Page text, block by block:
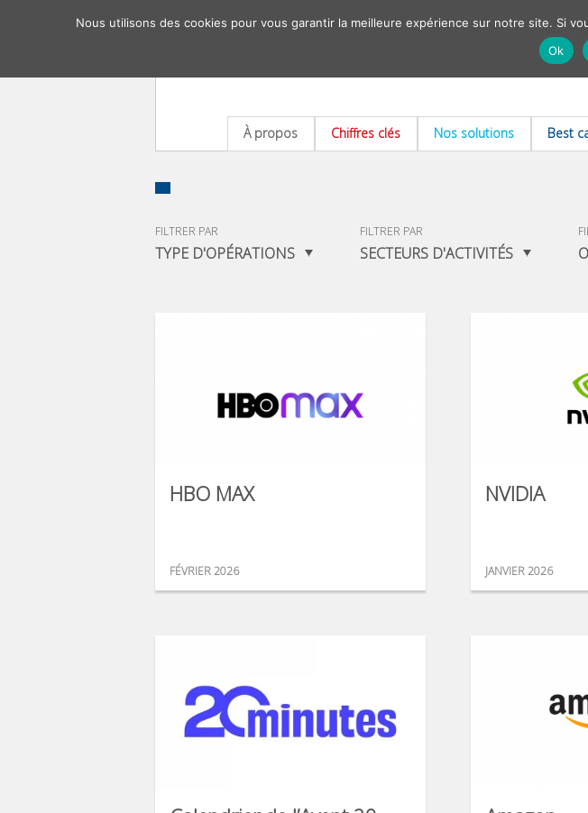
À propos Chiffres clés Nos solutions Best
FILTRER PAR
TYPE D'OPÉRATIONS
FILTRER PAR
SECTEURS D'ACTIVITÉS
HBO MAX
FÉVRIER 2026
NVIDIA
JANVIER 2026
Nous utilisons des cookies pour vous garantir la meilleure expérience sur notre site. Si
Ok